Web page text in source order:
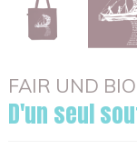
FAIR UND
D'un seul